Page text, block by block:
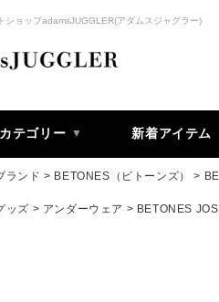
ショップadamsJUGGLER(アダムスジャグラー)
カテゴリー 新着アイテム
ランド BETONES（ビトーンズ）
ッズ アンダーウェア BETONES